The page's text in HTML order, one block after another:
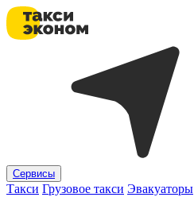
Сервисы
Такси Грузовое такси Эвакуаторы